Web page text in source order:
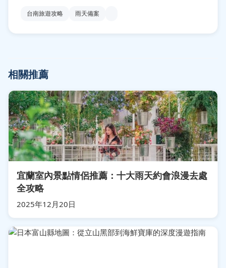
台南旅遊攻略 雨天備案
相關推薦
宜蘭室內景點情侶推薦：十大雨天約會浪漫去處
全攻略
2025年12月20日